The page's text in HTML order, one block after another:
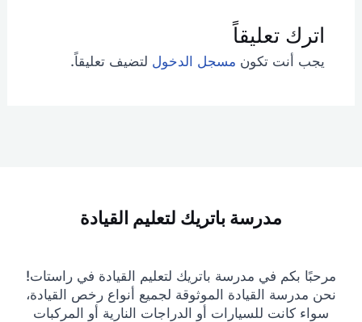
اترك تعليقاً
يجب أنت تكون مسجل الدخول لتضيف تعليقاً.
مدرسة باتريك لتعليم القيادة
مرحبًا بكم في مدرسة باتريك لتعليم القيادة في راستات!
نحن مدرسة القيادة الموثوقة لجميع أنواع رخص القيادة،
سواء كانت للسيارات أو الدراجات النارية أو المركبات